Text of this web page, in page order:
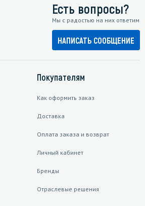
Есть вопросы?
Мы с радостью на них ответим
НАПИСАТЬ СООБЩЕНИЕ
Покупателям
Как оформить заказ
Доставка
Оплата заказа и возврат
Личный кабинет
Бренды
Отраслевые решения